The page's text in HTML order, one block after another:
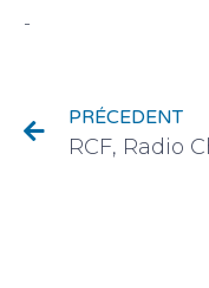
-
PRÉCEDENT